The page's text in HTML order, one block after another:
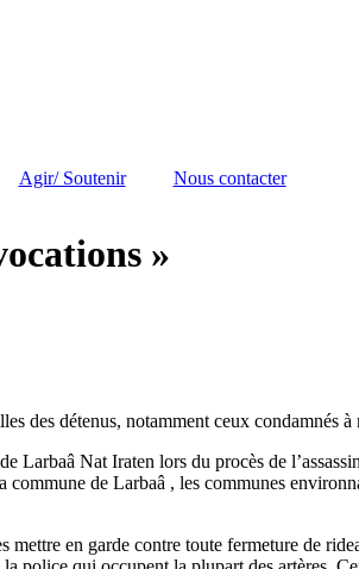
Agir/ Soutenir Nous contacter
»
des détenus, notamment ceux condamnés à
Nat Iraten lors du procès de
de Larbaâ , les communes
mettre en garde contre toute fermeture de